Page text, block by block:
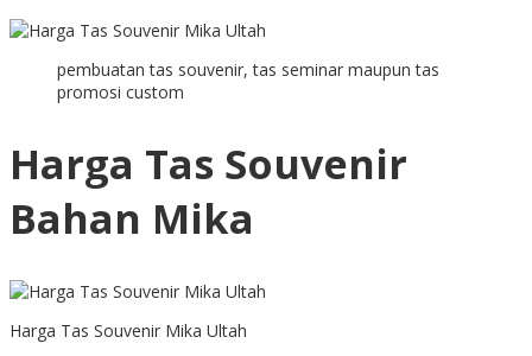
pembuatan tas souvenir, tas seminar maupun tas
promosi custom
Harga Tas Souvenir
Bahan Mika
Harga Tas Souvenir Mika Ultah